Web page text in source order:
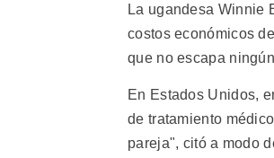
La ugandesa Winnie
costos económicos
que no escapa
En Estados Unidos,
de tratamiento
pareja", citó a modo